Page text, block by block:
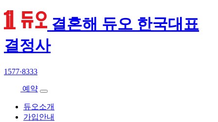
결혼해 듀오 한국대표
결정사
1577·8333
예약
듀오소개
가입안내